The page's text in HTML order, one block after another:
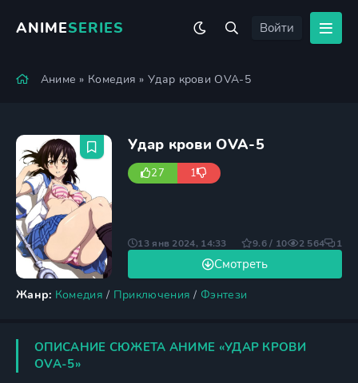
ANIMESERIES Войти
Аниме » Комедия » Удар крови OVA-5
Удар крови OVA-5
27 1
Жанр: Комедия / Приключения / Фэнтези
Смотреть
13 янв 2024, 14:33 9.6 / 10 2 564 1
ОПИСАНИЕ СЮЖЕТА АНИМЕ «УДАР КРОВИ
OVA-5»